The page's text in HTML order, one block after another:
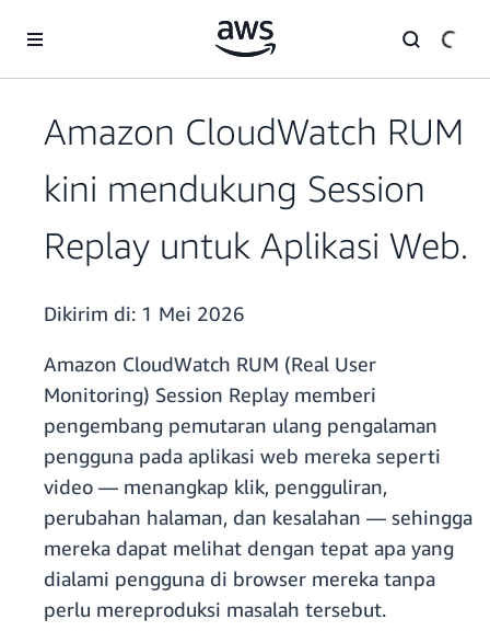
Amazon CloudWatch RUM
kini mendukung Session
Replay untuk Aplikasi Web.
Dikirim di: 1 Mei 2026
Amazon CloudWatch RUM (Real User
Monitoring) Session Replay memberi
pengembang pemutaran ulang pengalaman
pengguna pada aplikasi web mereka seperti
video — menangkap klik, pengguliran,
perubahan halaman, dan kesalahan — sehingga
mereka dapat melihat dengan tepat apa yang
dialami pengguna di browser mereka tanpa
perlu mereproduksi masalah tersebut.